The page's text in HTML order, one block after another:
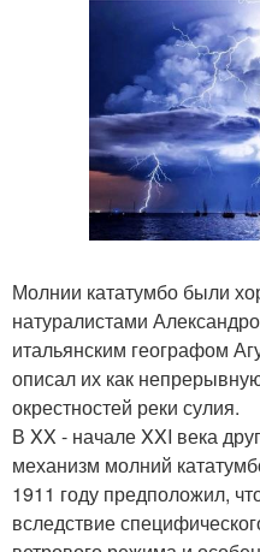
Молнии кататумбо были
натуралистами
итальянским географом
описал их как
окрестностей реки сулия.
В XX - начале XXI века
механизм молний
1911 году предположил,
вследствие